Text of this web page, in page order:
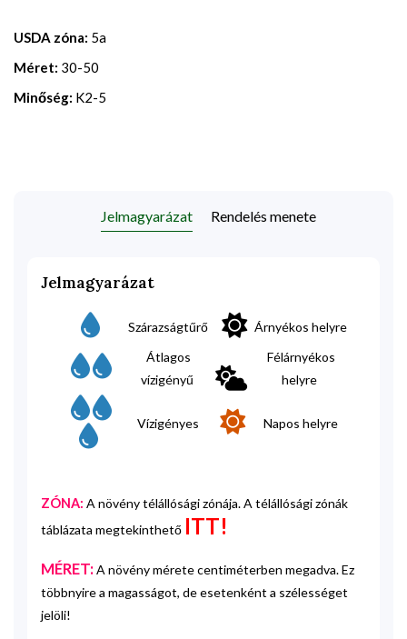
USDA zóna: 5a
Méret: 30-50
Minőség: K2-5
Jelmagyarázat Rendelés menete
Jelmagyarázat
Szárazságtűrő
Árnyékos helyre
Átlagos
vízigényű
Félárnyékos
helyre
Vízigényes Napos helyre
ZÓNA: A növény télállósági zónája. A télállósági zónák
táblázata megtekinthető ITT!
MÉRET:A növény mérete centiméterben megadva. Ez
többnyire a magasságot, de esetenként a szélességet
jelöli!